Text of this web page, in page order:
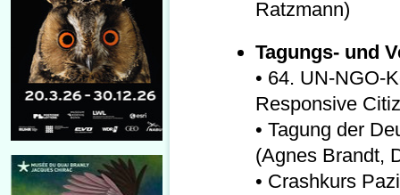
Ratzmann)
Tagungs- und
• 64. UN-NGO-
Responsive
• Tagung der
(Agnes Brandt,
• Crashkurs